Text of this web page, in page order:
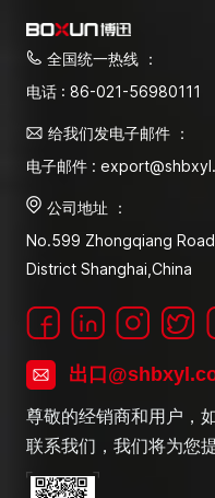
全国统一热线 ：
电话 : 86-021-56980111
给我们发电子邮件 ：
电子邮件 :
公司地址 ：
No.599 Zhongqiang
District Shanghai,China
出口
尊敬的经销商和用户，
联系我们，我们将为您